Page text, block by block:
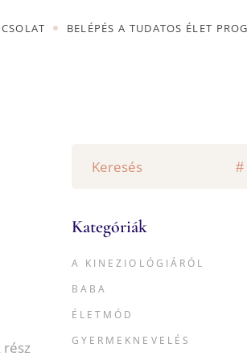
BELÉPÉS A TUDATOS ÉLET
rész
erre:
Kategóriák
A KINEZIOLÓGIÁRÓL
BABA
ÉLETMÓD
GYERMEKNEVELÉS